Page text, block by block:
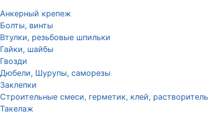
Анкерный крепеж
Болты, винты
Втулки, резьбовые шпильки
Гайки, шайбы
Гвозди
Дюбели, Шурупы, саморезы
Заклепки
Строительные смеси, герметик, клей, растворитель
Такелаж